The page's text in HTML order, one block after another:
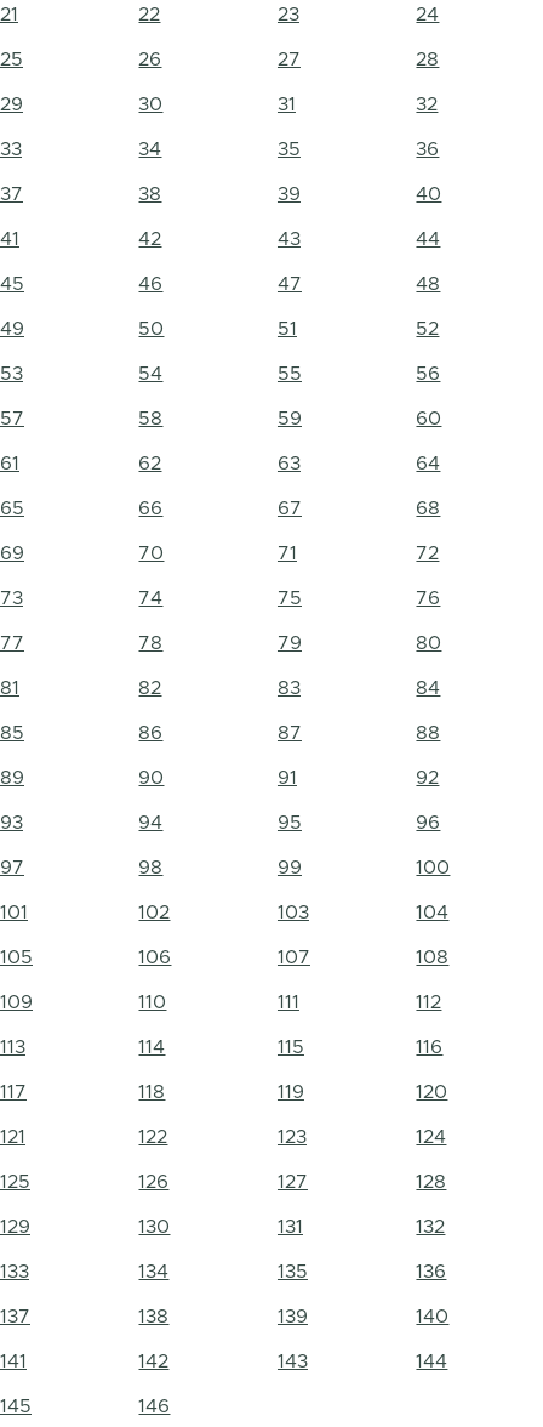
21 22 23 24
25 26 27 28
29 30 31 32
33 34 35 36
37 38 39 40
41 42 43 44
45 46 47 48
49 50 51 52
53 54 55 56
57 58 59 60
61 62 63 64
65 66 67 68
69 70 71 72
73 74 75 76
77 78 79 80
81 82 83 84
85 86 87 88
89 90 91 92
93 94 95 96
97 98 99 100
101 102 103 104
105 106 107 108
109 110 111 112
113 114 115 116
117 118 119 120
121 122 123 124
125 126 127 128
129 130 131 132
133 134 135 136
137 138 139 140
141 142 143 144
145
146